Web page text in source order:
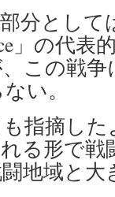
分として
」の代表
この戦
い。
指摘した
る形で
地域と